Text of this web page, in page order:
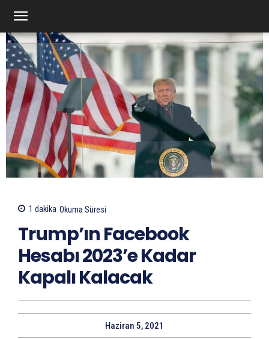
1 dakika Okuma Süresi
Trump’ın Facebook
Hesabı 2023’e Kadar
Kapalı Kalacak
Haziran 5, 2021